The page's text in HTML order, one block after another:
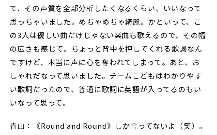
て、その声質を全部分析したくなるくらい、いいなって
思っちゃいました。めちゃめちゃ綺麗。かといって、こ
の3人は優しい曲だけじゃない楽曲も歌えるので、その幅
の広さも感じて。ちょっと背中を押してくれる歌詞なん
ですけど、本当に声に心を奪われてしまって。あと、お
しゃれだなって思いました。チームこどもはわかりやす
い歌詞だったので、普通に歌詞に英語が入ってるのもい
いなって思って。
青山：《Round and Round》しか言ってないよ（笑）。